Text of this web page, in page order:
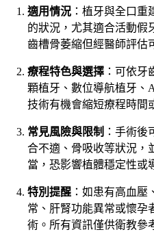
適用情況 ：植牙與全口重
的狀況，尤其適合活動假
齒槽骨萎縮但經醫師評估
療程特色與選擇 ：可依牙
顆植牙、數位導航植牙、
技術有機會縮短療程時間
常見風險與限制 ：手術後
合不適、骨吸收等狀況，
當，恐影響植體穩定性或
特別提醒 ：如患有高血
常、肝腎功能異常或懷孕
術。所有資訊僅供衛教參